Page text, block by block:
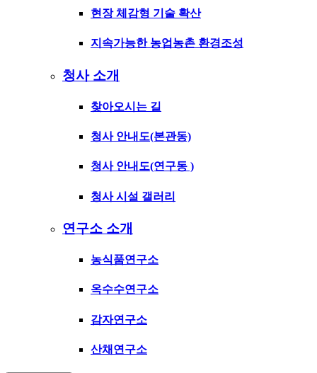
현장 체감형 기술 확산
지속가능한 농업농촌 환경조성
청사 소개
찾아오시는 길
청사 안내도(본관동)
청사 안내도(연구동 )
청사 시설 갤러리
연구소 소개
농식품연구소
옥수수연구소
감자연구소
산채연구소